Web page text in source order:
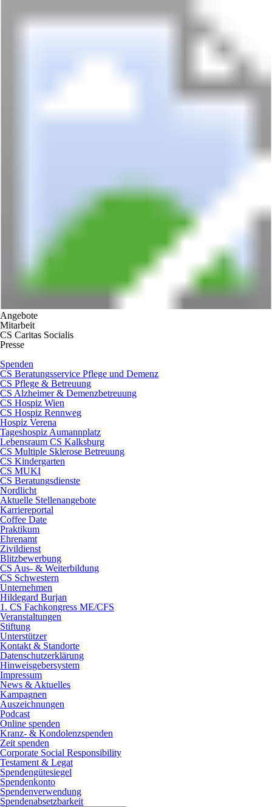
Angebote
Mitarbeit
CS Caritas Socialis
Presse
Spenden
CS Beratungsservice Pflege und Demenz
CS Pflege & Betreuung
CS Alzheimer & Demenzbetreuung
CS Hospiz Wien
CS Hospiz Rennweg
Hospiz Verena
Tageshospiz Aumannplatz
Lebensraum CS Kalksburg
CS Multiple Sklerose Betreuung
CS Kindergarten
CS MUKI
CS Beratungsdienste
Nordlicht
Aktuelle Stellenangebote
Karriereportal
Coffee Date
Praktikum
Ehrenamt
Zivildienst
Blitzbewerbung
CS Aus- & Weiterbildung
CS Schwestern
Unternehmen
Hildegard Burjan
1. CS Fachkongress ME/CFS
Veranstaltungen
Stiftung
Unterstützer
Kontakt & Standorte
Datenschutzerklärung
Hinweisgebersystem
Impressum
News & Aktuelles
Kampagnen
Auszeichnungen
Podcast
Online spenden
Kranz- & Kondolenzspenden
Zeit spenden
Corporate Social Responsibility
Testament & Legat
Spendengütesiegel
Spendenkonto
Spendenverwendung
Spendenabsetzbarkeit